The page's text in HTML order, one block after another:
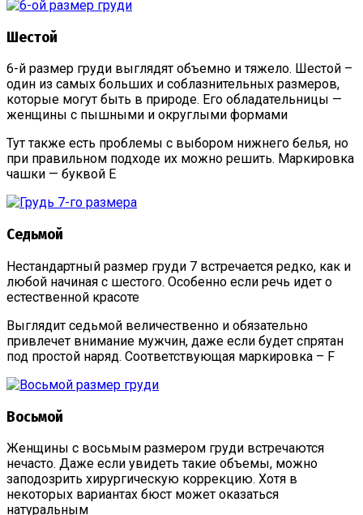
Шестой
6-й размер груди выглядят объемно и тяжело. Шестой –
один из самых больших и соблазнительных размеров,
которые могут быть в природе. Его обладательницы —
женщины с пышными и округлыми формами
Тут также есть проблемы с выбором нижнего белья, но
при правильном подходе их можно решить. Маркировка
чашки — буквой Е
Седьмой
Нестандартный размер груди 7 встречается редко, как и
любой начиная с шестого. Особенно если речь идет о
естественной красоте
Выглядит седьмой величественно и обязательно
привлечет внимание мужчин, даже если будет спрятан
под простой наряд. Соответствующая маркировка – F
Восьмой
Женщины с восьмым размером груди встречаются
нечасто. Даже если увидеть такие объемы, можно
заподозрить хирургическую коррекцию. Хотя в
некоторых вариантах бюст может оказаться
натуральным